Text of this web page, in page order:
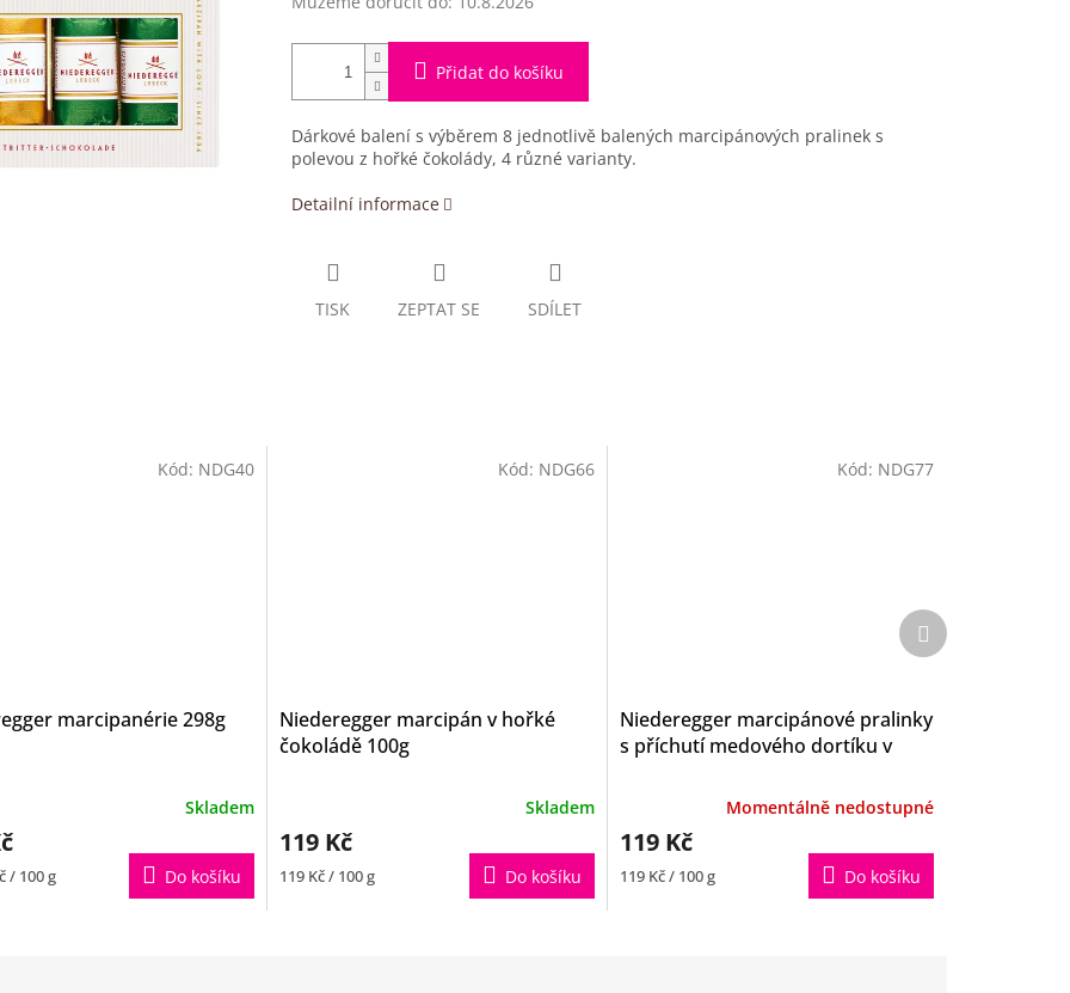
Přidat do košíku
Dárkové balení s výběrem 8 jednotlivě balených marcipánových pralinek s
polevou z hořké čokolády, 4 různé varianty.
Detailní informace
TISK ZEPTAT SE SDÍLET
marcipanérie 298g
Skladem
/ 100 g Do košíku
Kód: NDG40
Niederegger marcipán v hořké
čokoládě 100g
Skladem
119 Kč
Měrná
119 Kč / 100 g Do košíku
Kód: NDG66
Niederegger marcipánové pralinky
s příchutí medového dortíku v
Momentálně nedostupné
119 Kč
Měrná
119 Kč / 100 g Do košíku
Kód: NDG77
Další
produkt